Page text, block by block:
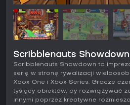
Scribblenauts
Scribblenauts Showdown to
serię w stronę rywalizacji
Xbox One i Xbox Series. Gracze
tysięcy obiektów, by rozwiązywać
innymi poprzez kreatywne